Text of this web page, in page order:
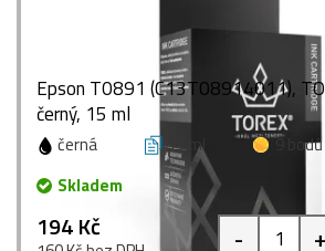
Epson T0891 (C13T08914011),
černý, 15 ml
černá 15 ml
9 bodů
Skladem
194 Kč - +